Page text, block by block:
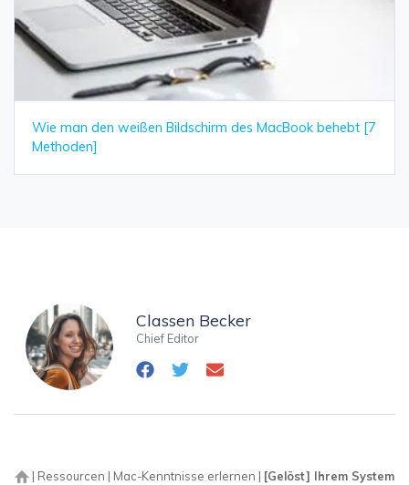
Wie man den weißen Bildschirm des MacBook behebt [7
Methoden]
Classen Becker
Chief Editor
| Ressourcen | Mac-Kenntnisse erlernen | [Gelöst] Ihrem System